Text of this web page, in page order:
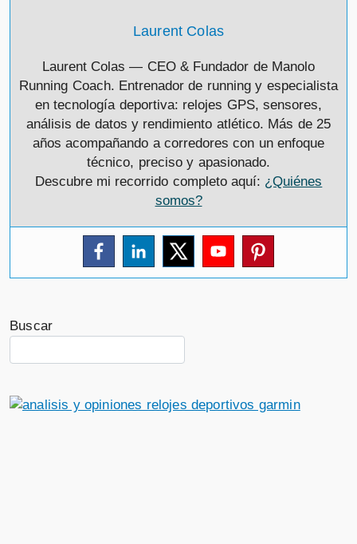
Laurent Colas
Laurent Colas — CEO & Fundador de Manolo
Running Coach. Entrenador de running y especialista
en tecnología deportiva: relojes GPS, sensores,
análisis de datos y rendimiento atlético. Más de 25
años acompañando a corredores con un enfoque
técnico, preciso y apasionado.
Descubre mi recorrido completo aquí: ¿Quiénes
somos?
Buscar